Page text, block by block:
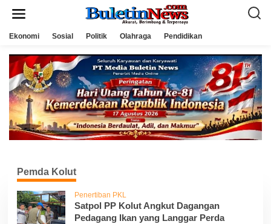
Ekonomi Sosial Politik Olahraga Pendidikan
Pemda Kolut
Penertiban PKL
Satpol PP Kolut Angkut Dagangan
Pedagang Ikan yang Langgar Perda